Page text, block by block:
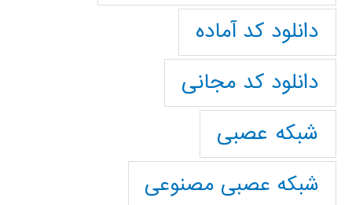
دانلود کد آماده
دانلود کد مجانی
شبکه عصبی
شبکه عصبی مصنوعی